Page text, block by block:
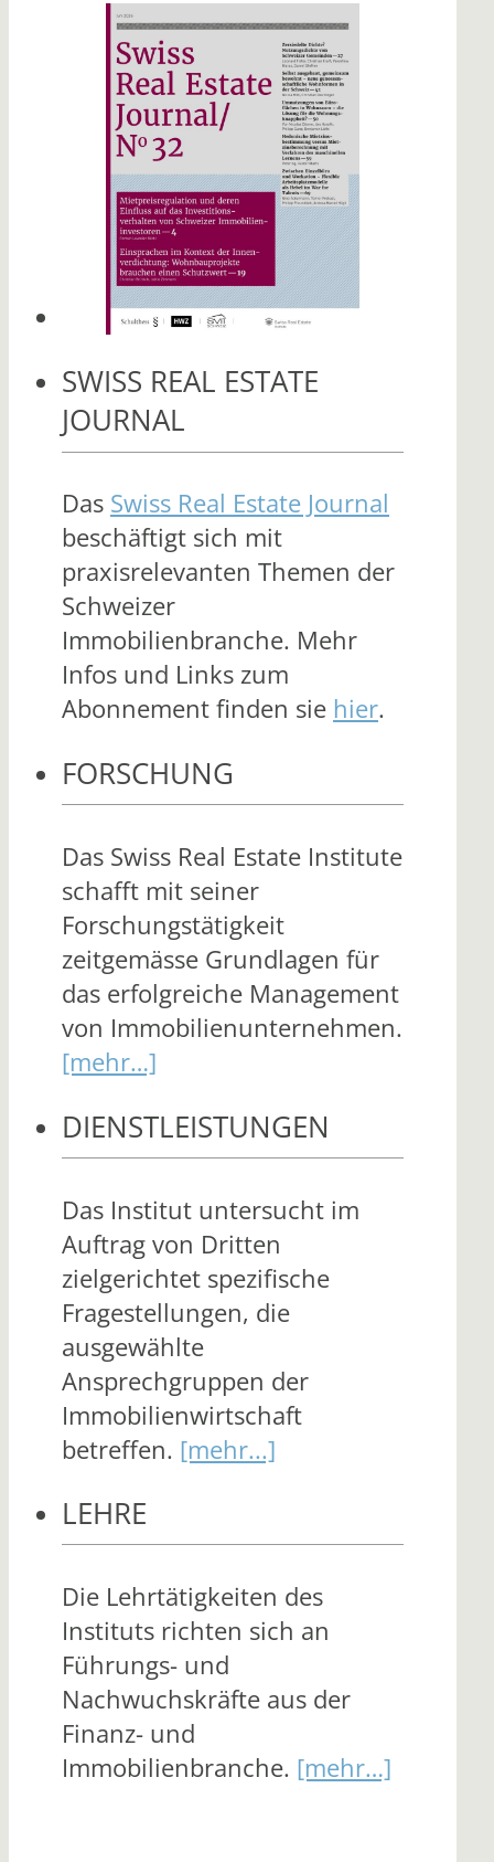
SWISS REAL ESTATE
JOURNAL
Das Swiss Real Estate Journal
beschäftigt sich mit
praxisrelevanten Themen der
Schweizer
Immobilienbranche. Mehr
Infos und Links zum
Abonnement finden sie hier.
FORSCHUNG
Das Swiss Real Estate Institute
schafft mit seiner
Forschungstätigkeit
zeitgemässe Grundlagen für
das erfolgreiche Management
von Immobilienunternehmen.
[mehr…]
DIENSTLEISTUNGEN
Das Institut untersucht im
Auftrag von Dritten
zielgerichtet spezifische
Fragestellungen, die
ausgewählte
Ansprechgruppen der
Immobilienwirtschaft
betreffen. [mehr...]
LEHRE
Die Lehrtätigkeiten des
Instituts richten sich an
Führungs- und
Nachwuchskräfte aus der
Finanz- und
Immobilienbranche. [mehr…]